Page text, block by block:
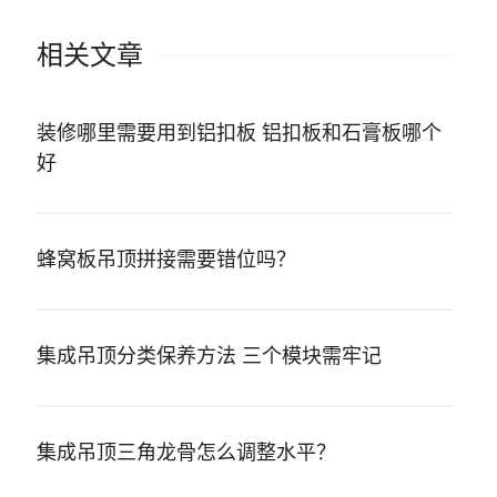
相关文章
装修哪里需要用到铝扣板 铝扣板和石膏板哪个
好
蜂窝板吊顶拼接需要错位吗？
集成吊顶分类保养方法 三个模块需牢记
集成吊顶三角龙骨怎么调整水平？